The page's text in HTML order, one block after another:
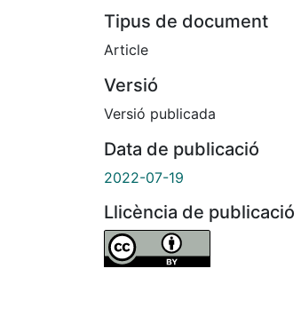
Tipus de document
Article
Versió
Versió publicada
Data de publicació
2022-07-19
Llicència de publicació